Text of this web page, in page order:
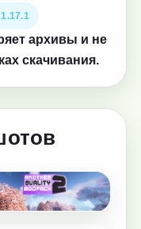
архивы и не
скачивания.